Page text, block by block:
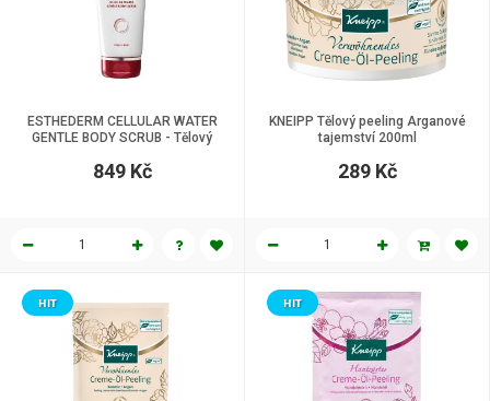
ESTHEDERM CELLULAR WATER
GENTLE BODY SCRUB - Tělový
849 Kč
KNEIPP Tělový peeling Arganové
tajemství 200ml
289 Kč
HIT HIT